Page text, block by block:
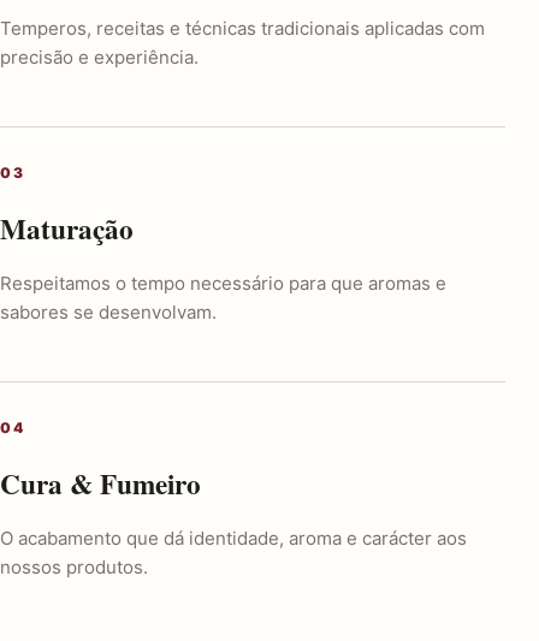
Temperos, receitas e técnicas tradicionais aplicadas com
precisão e experiência.
Maturação
Respeitamos o tempo necessário para que aromas e
sabores se desenvolvam.
Cura & Fumeiro
O acabamento que dá identidade, aroma e carácter aos
nossos produtos.